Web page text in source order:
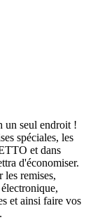
un seul endroit !
spéciales, les
et dans
d'économiser.
les remises,
et ainsi faire vos